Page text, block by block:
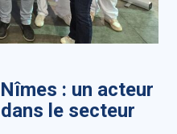
: un acteur
le secteur